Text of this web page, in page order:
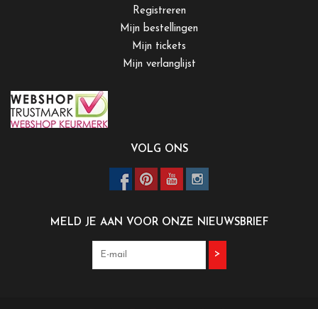
Registreren
Mijn bestellingen
Mijn tickets
Mijn verlanglijst
VOLG ONS
MELD JE AAN VOOR ONZE NIEUWSBRIEF
>